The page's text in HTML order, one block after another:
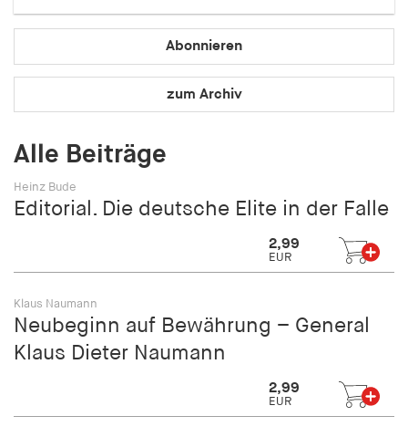
Abonnieren
zum Archiv
Alle Beiträge
Heinz Bude
Editorial. Die deutsche Elite in der Falle
2,99
EUR
Klaus Naumann
Neubeginn auf Bewährung – General
Klaus Dieter Naumann
2,99
EUR
Speichert den Zustimmungsstatus des Benutzers
für Cookies auf der aktuellen Domäne.
fe_typo_user
Name:
fe_typo_user
Sitzung
fonts_loaded
fonts_loaded